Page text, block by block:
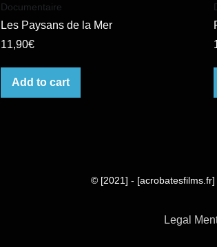
Documentaire
Les Paysans de la Mer
11,90€
Add to cart
© [2021] -
Legal